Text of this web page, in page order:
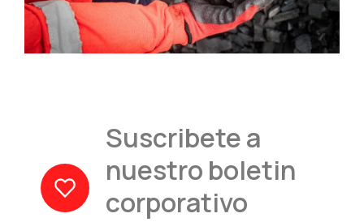
Suscribete a
nuestro boletin
corporativo